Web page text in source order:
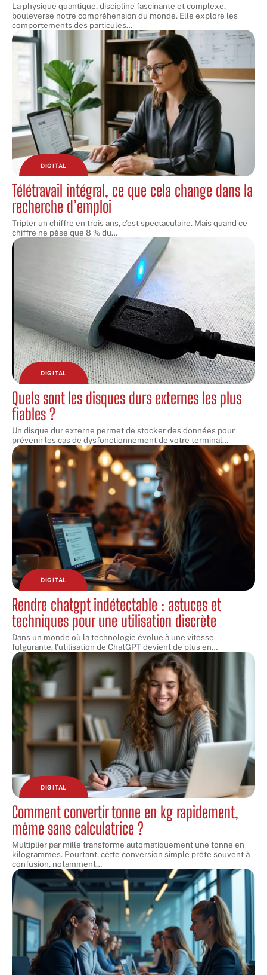
La physique quantique, discipline fascinante et complexe,
bouleverse notre compréhension du monde. Elle explore les
comportements des particules…
DIGITAL
Télétravail intégral, ce que cela change dans la
recherche d’emploi
Tripler un chiffre en trois ans, c'est spectaculaire. Mais quand ce
chiffre ne pèse que 8 % du…
DIGITAL
Quels sont les disques durs externes les plus
fiables ?
Un disque dur externe permet de stocker des données pour
prévenir les cas de dysfonctionnement de votre terminal…
DIGITAL
Rendre chatgpt indétectable : astuces et
techniques pour une utilisation discrète
Dans un monde où la technologie évolue à une vitesse
fulgurante, l'utilisation de ChatGPT devient de plus en…
DIGITAL
Comment convertir tonne en kg rapidement,
même sans calculatrice ?
Multiplier par mille transforme automatiquement une tonne en
kilogrammes. Pourtant, cette conversion simple prête souvent à
confusion, notamment…